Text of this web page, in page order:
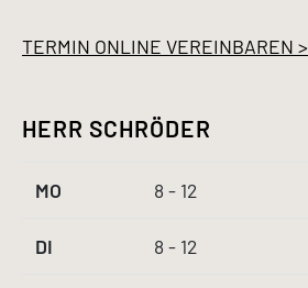
TERMIN ONLINE VEREINBAREN >
HERR SCHRÖDER
MO 8 - 12
DI 8 - 12